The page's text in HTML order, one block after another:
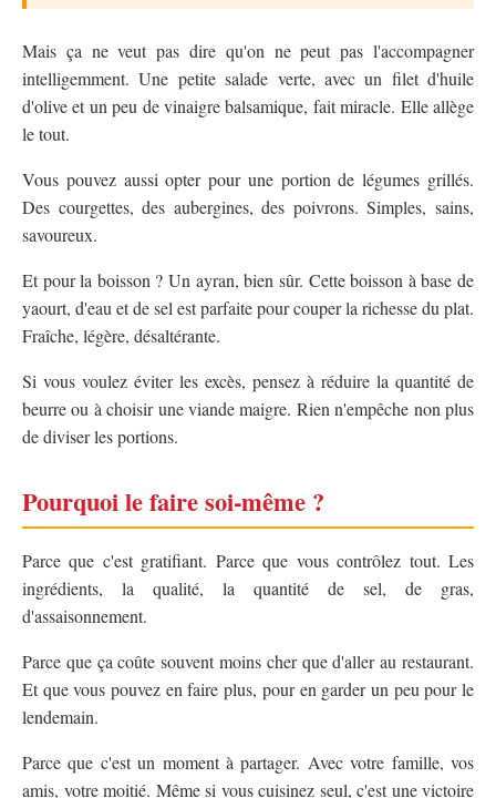
Mais ça ne veut pas dire qu'on ne peut pas l'accompagner
intelligemment. Une petite salade verte, avec un filet d'huile
d'olive et un peu de vinaigre balsamique, fait miracle. Elle allège
le tout.
Vous pouvez aussi opter pour une portion de légumes grillés.
Des courgettes, des aubergines, des poivrons. Simples, sains,
savoureux.
Et pour la boisson ? Un ayran, bien sûr. Cette boisson à base de
yaourt, d'eau et de sel est parfaite pour couper la richesse du plat.
Fraîche, légère, désaltérante.
Si vous voulez éviter les excès, pensez à réduire la quantité de
beurre ou à choisir une viande maigre. Rien n'empêche non plus
de diviser les portions.
Pourquoi le faire soi-même ?
Parce que c'est gratifiant. Parce que vous contrôlez tout. Les
ingrédients, la qualité, la quantité de sel, de gras,
d'assaisonnement.
Parce que ça coûte souvent moins cher que d'aller au restaurant.
Et que vous pouvez en faire plus, pour en garder un peu pour le
lendemain.
Parce que c'est un moment à partager. Avec votre famille, vos
amis, votre moitié. Même si vous cuisinez seul, c'est une victoire